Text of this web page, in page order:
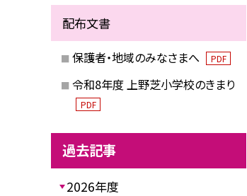
配布文書
保護者・地域のみなさまへ PDF
令和8年度 上野芝小学校のきまり
PDF
過去記事
2026年度